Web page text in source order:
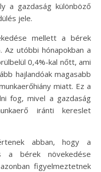
a gazdaság különböző
jele.
mellett a bérek
utóbbi hónapokban a
0,4%-kal nőtt, ami
hajlandóak magasabb
miatt. Ez a
fog, mivel a gazdaság
iránti kereslet
abban, hogy a
a bérek növekedése
figyelmeztetnek